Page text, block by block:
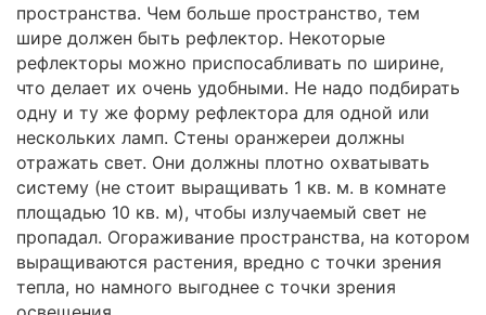
пространства. Чем больше пространство, тем
шире должен быть рефлектор. Некоторые
рефлекторы можно приспосабливать по ширине,
что делает их очень удобными. Не надо подбирать
одну и ту же форму рефлектора для одной или
нескольких ламп. Стены оранжереи должны
отражать свет. Они должны плотно охватывать
систему (не стоит выращивать 1 кв. м. в комнате
площадью 10 кв. м), чтобы излучаемый свет не
пропадал. Огораживание пространства, на котором
выращиваются растения, вредно с точки зрения
тепла, но намного выгоднее с точки зрения